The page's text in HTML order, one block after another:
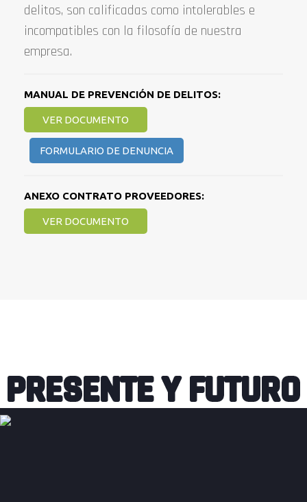
delitos, son calificadas como intolerables e
incompatibles con la filosofía de nuestra
empresa.
MANUAL DE PREVENCIÓN DE DELITOS:
VER DOCUMENTO
FORMULARIO DE DENUNCIA
ANEXO CONTRATO PROVEEDORES:
VER DOCUMENTO
PRESENTE Y FUTURO